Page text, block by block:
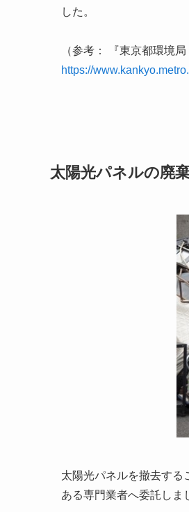
した。
（参考： 『東京都環境
https://
太陽光パネルの廃
太陽光パネルを撤去する
ある専門業者へ委託しま